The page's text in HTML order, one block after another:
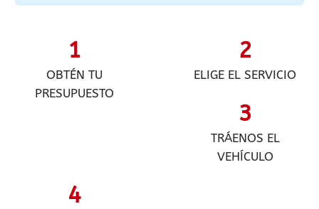
1
OBTÉN TU
PRESUPUESTO
2
ELIGE EL SERVICIO
3
TRÁENOS EL
VEHÍCULO
4